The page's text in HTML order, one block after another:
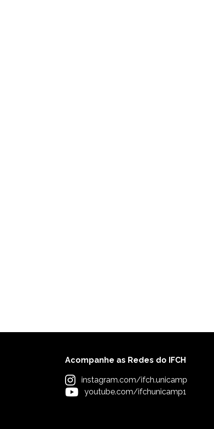
Acompanhe as Redes do IFCH
instagram.com/ifch.unicamp
youtube.com/ifchunicamp1